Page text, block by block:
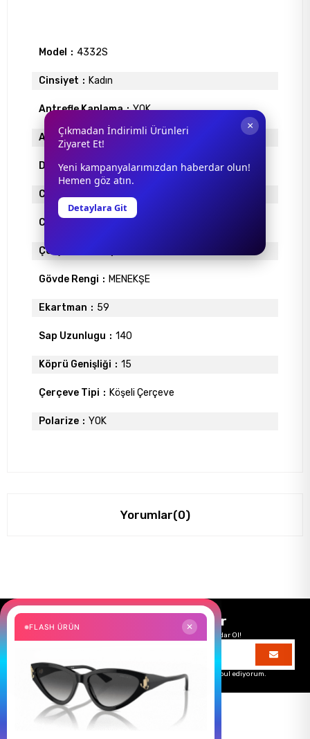
Model 4332S
Cinsiyet Kadın
Antrefle Kaplama YOK
Ayna YOK
Degrade YOK
Cam Materyali
Cam Rengi
Çerçeve Materyali
Gövde Rengi MENEKŞE
Ekartman 59
Sap Uzunlugu 140
Köprü Genişliği 15
Çerçeve Tipi Köşeli Çerçeve
Polarize YOK
Yorumlar(0)
Size Özel Kampanyalar
Hemen Kayıt Ol Fırsatlardan Önce Sen Haberdar Ol!
Üyelik koşullarınıvekişisel verilerimin korunmasını kabul ediyorum.
×
Çıkmadan İndirimli Ürünleri
Ziyaret Et!
Yeni kampanyalarımızdan haberdar olun!
Hemen göz atın.
Detaylara Git
FLASH ÜRÜN ✕